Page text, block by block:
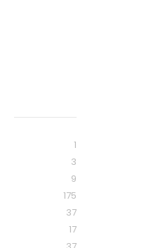
1
3
9
175
37
17